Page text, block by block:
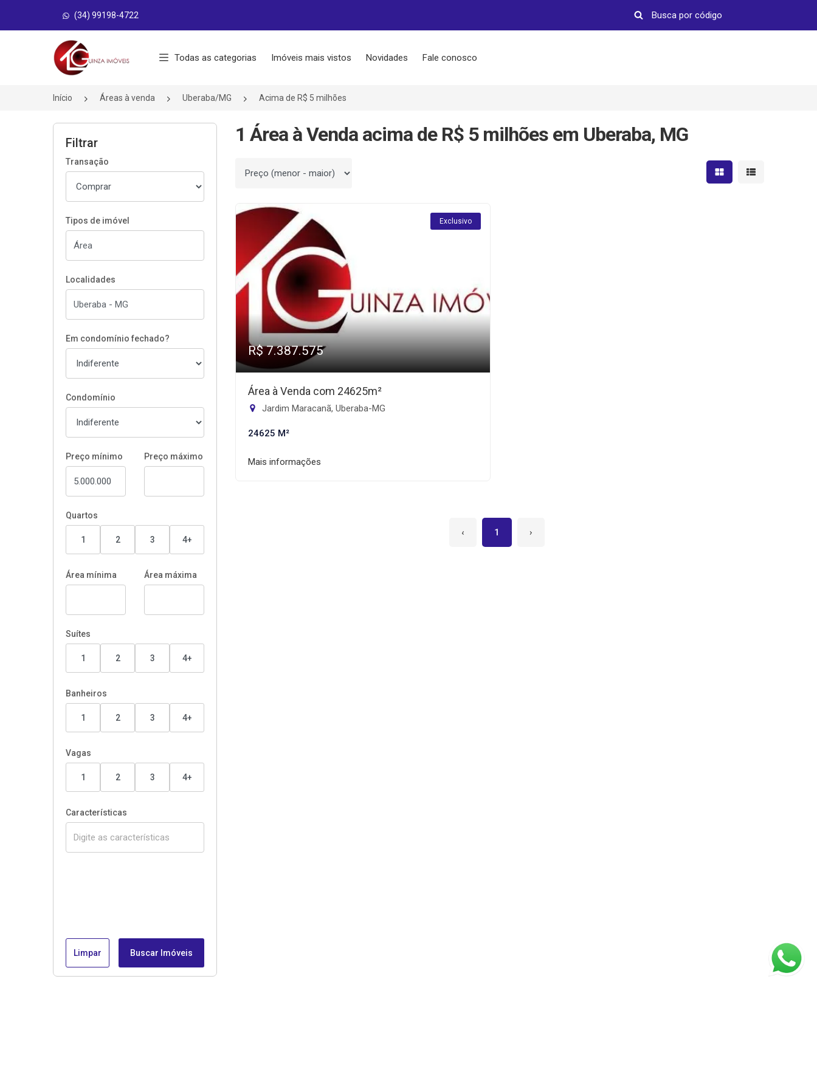
(34) 99198-4722
Página inicial
Todas as categorias Imóveis mais vistos Novidades Fale conosco
Início Áreas à venda Uberaba/MG Acima de R$ 5 milhões
Filtrar
Transação
Tipos de imóvel
Localidades
Em condomínio fechado?
Condomínio
Preço mínimo Preço máximo
Quartos
1 2 3 4+
Área mínima Área máxima
Suítes
1 2 3 4+
Banheiros
1 2 3 4+
Vagas
1 2 3 4+
Características
Limpar Buscar Imóveis
1 Área à Venda acima de R$ 5 milhões em Uberaba, MG
Ordenar por Mostrar resultados em
Mostrar
Exclusivo
R$ 7.387.575
Área à Venda com 24625m²
Jardim Maracanã, Uberaba-MG
24625 M²
Mais informações
‹ 1 ›